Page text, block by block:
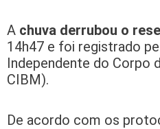
A chuva derrubou o
14h47 e foi registrado
Independente do Corpo
CIBM).
De acordo com os